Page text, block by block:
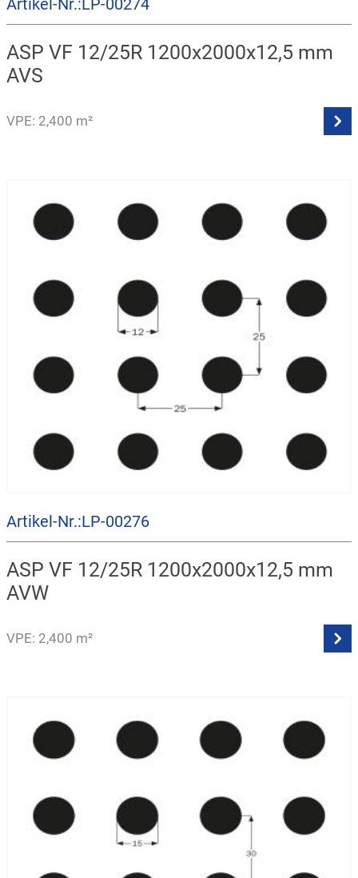
Artikel-Nr.:LP-00274
ASP VF 12/25R 1200x2000x12,5 mm
AVS
VPE: 2,400 m²
Artikel-Nr.:LP-00276
ASP VF 12/25R 1200x2000x12,5 mm
AVW
VPE: 2,400 m²